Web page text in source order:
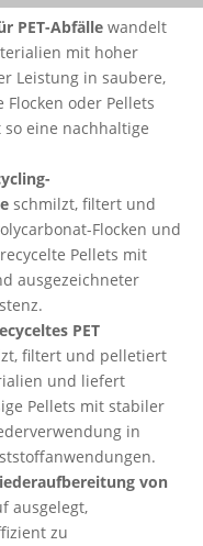
PET-Abfälle wandelt
mit hoher
Leistung in saubere,
oder Pellets
eine nachhaltige
schmilzt, filtert und
Flocken und
Pellets mit
ausgezeichneter
PET
filtert und pelletiert
und liefert
Pellets mit stabiler
in
von
ausgelegt,
zu